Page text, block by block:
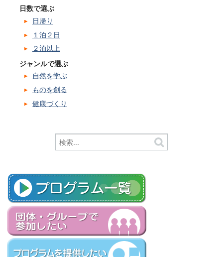
日数で選ぶ
日帰り
１泊２日
２泊以上
ジャンルで選ぶ
自然を学ぶ
ものを創る
健康づくり